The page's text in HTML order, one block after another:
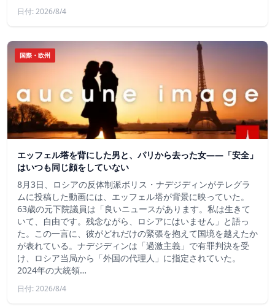
日付: 2026/8/4
国際・欧州
エッフェル塔を背にした男と、パリから去った女——「安全」
はいつも同じ顔をしていない
8月3日、ロシアの反体制派ボリス・ナデジディンがテレグラ
ムに投稿した動画には、エッフェル塔が背景に映っていた。
63歳の元下院議員は「良いニュースがあります。私は生きて
いて、自由です。残念ながら、ロシアにはいません」と語っ
た。この一言に、彼がどれだけの緊張を抱えて国境を越えたか
が表れている。ナデジディンは「過激主義」で有罪判決を受
け、ロシア当局から「外国の代理人」に指定されていた。
2024年の大統領…
日付: 2026/8/4